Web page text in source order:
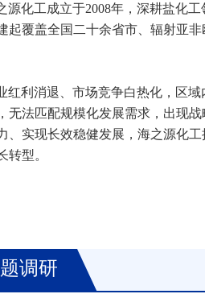
源化工成立于2008年，深耕盐化
起覆盖全国二十余省市、辐射亚
红利消退、市场竞争白热化，区
无法匹配规模化发展需求，出现
、实现长效稳健发展，海之源化
转型。
调研